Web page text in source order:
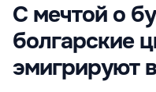
С мечтой о
болгарские
эмигрируют